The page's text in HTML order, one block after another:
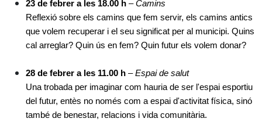
23 de febrer a les 18.00 h – Camins
Reflexió sobre els camins que fem servir, els camins antics
que volem recuperar i el seu significat per al municipi. Quins
cal arreglar? Quin ús en fem? Quin futur els volem donar?
28 de febrer a les 11.00 h – Espai de salut
Una trobada per imaginar com hauria de ser l'espai esportiu
del futur, entès no només com a espai d'activitat física, sinó
també de benestar, relacions i vida comunitària.